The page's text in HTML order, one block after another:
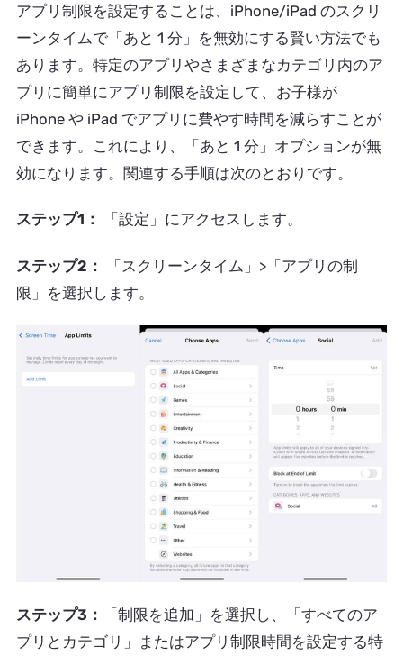
アプリ制限を設定することは、iPhone/iPad のスクリ
ーンタイムで「あと 1 分」を無効にする賢い方法でも
あります。特定のアプリやさまざまなカテゴリ内のア
プリに簡単にアプリ制限を設定して、お子様が
iPhone や iPad でアプリに費やす時間を減らすことが
できます。これにより、「あと 1 分」オプションが無
効になります。関連する手順は次のとおりです。
ステップ1： 「設定」にアクセスします。
ステップ2：
「スクリーンタイム」>「アプリの制
限」を選択します。
ステップ3：
「制限を追加」を選択し、「すべてのア
プリとカテゴリ」またはアプリ制限時間を設定する特